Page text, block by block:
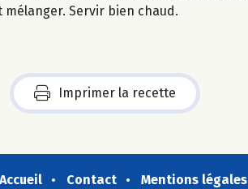
Servir bien chaud.
Imprimer la recette
Accueil Contact Mentions légales